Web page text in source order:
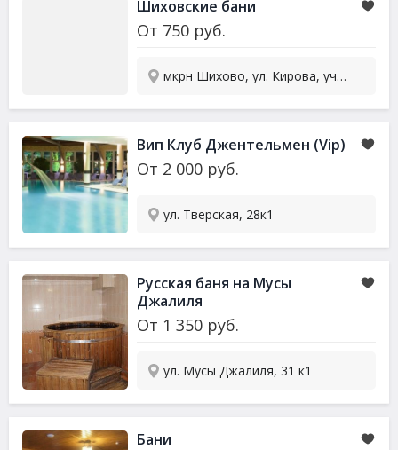
Шиховские бани
От 750 руб.
мкрн Шихово, ул. Кирова, уч. 126А
Вип Клуб Джентельмен (Vip)
От 2 000 руб.
ул. Тверская, 28к1
Русская баня на Мусы
Джалиля
От 1 350 руб.
ул. Мусы Джалиля, 31 к1
Бани